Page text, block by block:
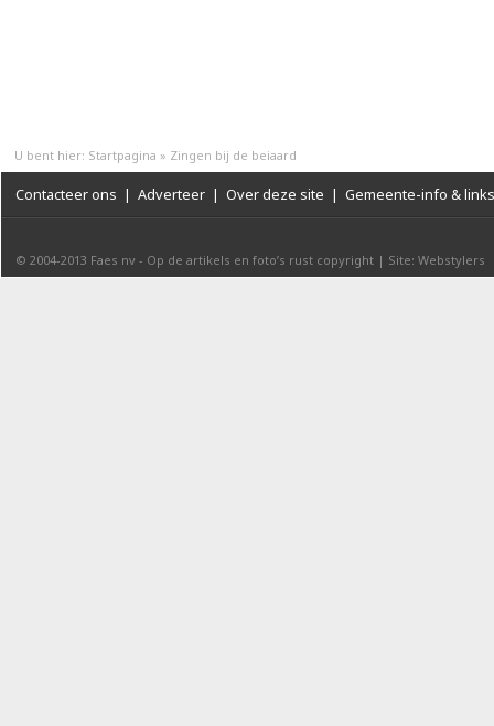
U bent hier: Startpagina » Zingen bij de beiaard
Contacteer ons | Adverteer | Over deze site | Gemeente-info & links
© 2004-2013 Faes nv - Op de artikels en foto’s rust copyright | Site: Webstylers